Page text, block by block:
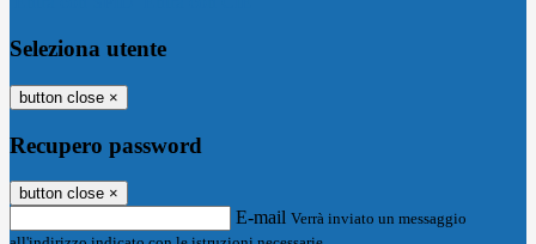
Seleziona utente
button close ×
Recupero password
button close ×
E-mail Verrà inviato un messaggio